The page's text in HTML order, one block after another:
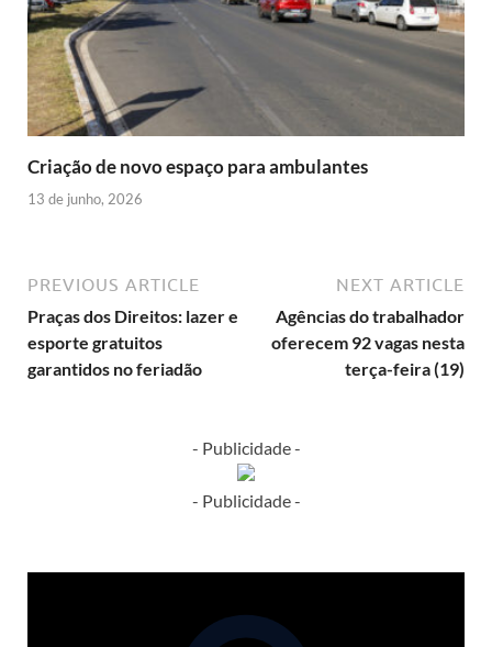
Criação de novo espaço para ambulantes
13 de junho, 2026
PREVIOUS ARTICLE
Praças dos Direitos: lazer e
esporte gratuitos
garantidos no feriadão
NEXT ARTICLE
Agências do trabalhador
oferecem 92 vagas nesta
terça-feira (19)
- Publicidade -
- Publicidade -